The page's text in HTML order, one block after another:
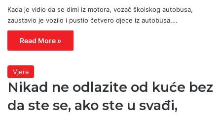
Kada je vidio da se dimi iz motora, vozač školskog autobusa,
zaustavio je vozilo i pustio četvero djece iz autobusa.…
Read More »
Vjera
Nikad ne odlazite od kuće bez
da ste se, ako ste u svađi,